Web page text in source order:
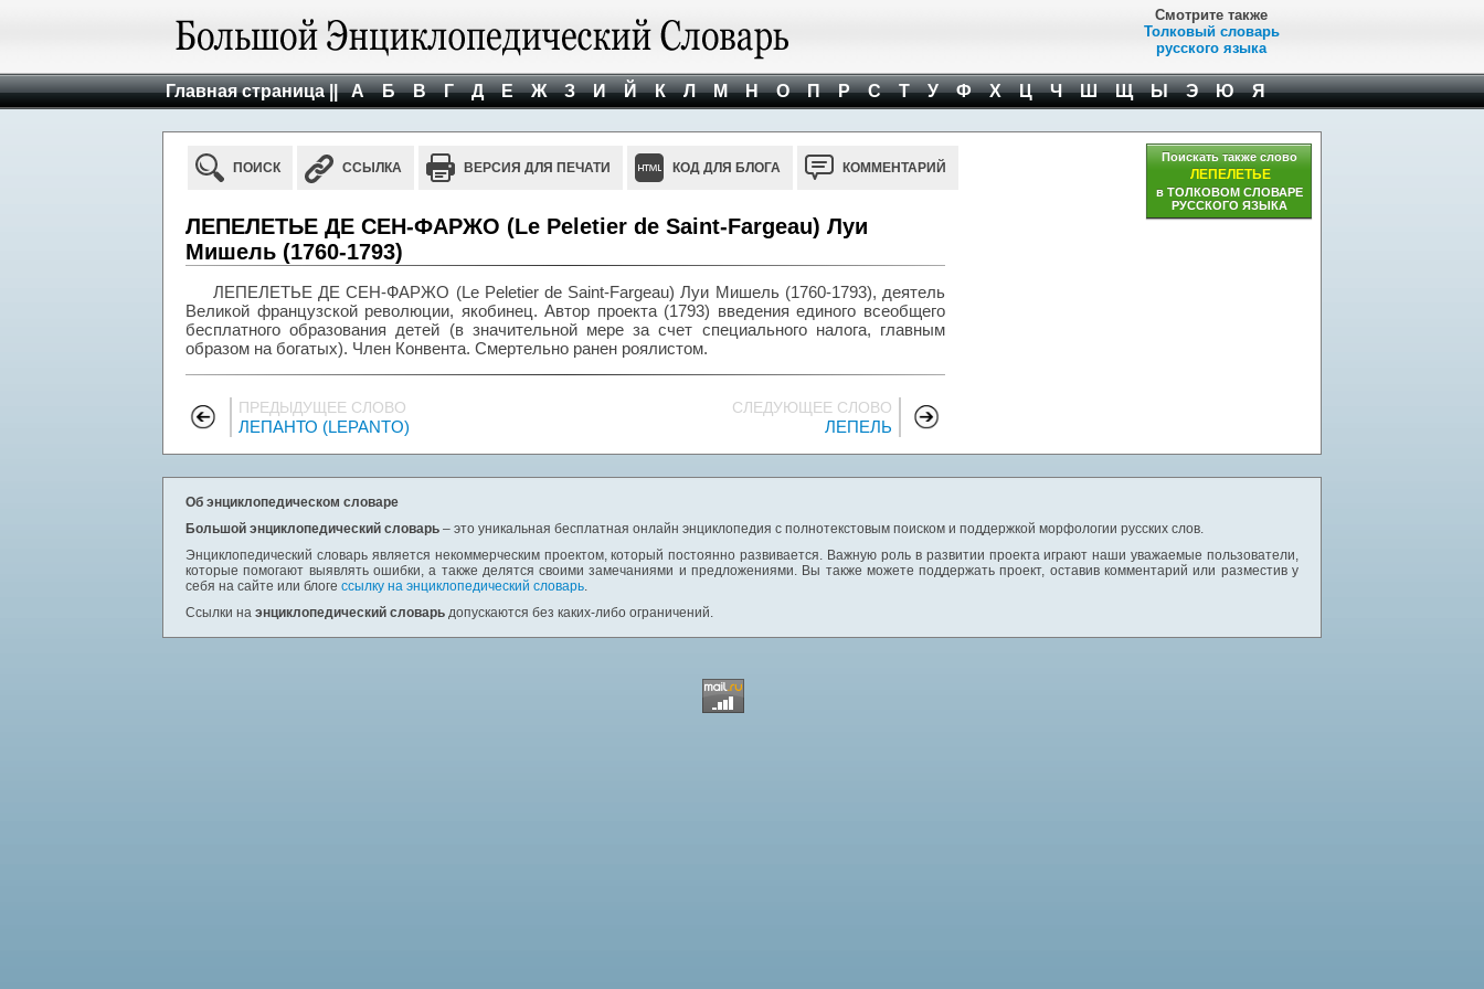
Смотрите также
Толковый словарь
русского языка
Главная страница || А Б В Г Д Е Ж З И Й К Л М Н О П Р С Т У Ф Х Ц Ч Ш Щ Ы Э Ю Я
ПОИСК ССЫЛКА ВЕРСИЯ ДЛЯ ПЕЧАТИ КОД ДЛЯ БЛОГА КОММЕНТАРИЙ
ЛЕПЕЛЕТЬЕ ДЕ СЕН-ФАРЖО (Le Peletier de Saint-Fargeau) Луи
Мишель (1760-1793)
ЛЕПЕЛЕТЬЕ ДЕ СЕН-ФАРЖО (Le Peletier de Saint-Fargeau) Луи Мишель (1760-1793), деятель
Великой французской революции, якобинец. Автор проекта (1793) введения единого всеобщего
бесплатного образования детей (в значительной мере за счет специального налога, главным
образом на богатых). Член Конвента. Смертельно ранен роялистом.
ПРЕДЫДУЩЕЕ СЛОВО
ЛЕПАНТО (LEPANTO)
СЛЕДУЮЩЕЕ СЛОВО
ЛЕПЕЛЬ
Поискать также слово
ЛЕПЕЛЕТЬЕ
в ТОЛКОВОМ СЛОВАРЕ
РУССКОГО ЯЗЫКА
Об энциклопедическом словаре
Большой энциклопедический словарь – это уникальная бесплатная онлайн энциклопедия с полнотекстовым поиском и поддержкой морфологии русских слов.
Энциклопедический словарь является некоммерческим проектом, который постоянно развивается. Важную роль в развитии проекта играют наши уважаемые пользователи,
которые помогают выявлять ошибки, а также делятся своими замечаниями и предложениями. Вы также можете поддержать проект, оставив комментарий или разместив у
себя на сайте или блоге ссылку на энциклопедический словарь.
Ссылки на энциклопедический словарь допускаются без каких-либо ограничений.